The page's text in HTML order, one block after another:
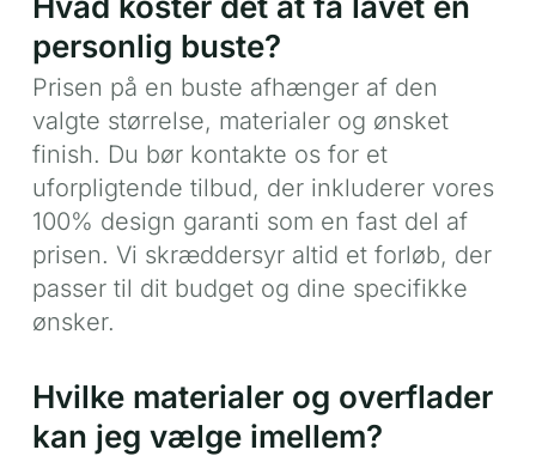
personlig buste?
Prisen på en buste afhænger af den
valgte størrelse, materialer og ønsket
finish. Du bør kontakte os for et
uforpligtende tilbud, der inkluderer vores
100% design garanti som en fast del af
prisen. Vi skræddersyr altid et forløb, der
passer til dit budget og dine specifikke
ønsker.
Hvilke materialer og overflader
kan jeg vælge imellem?